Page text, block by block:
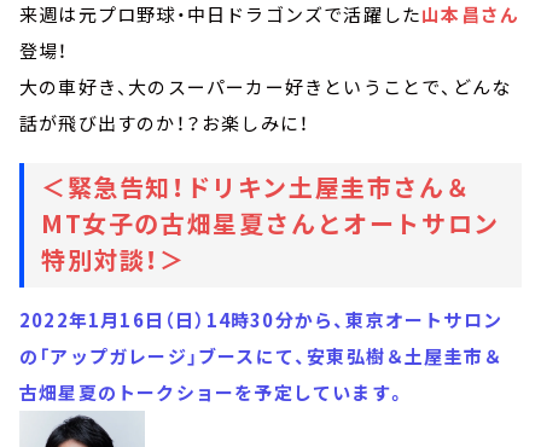
来週は元プロ野球・中日ドラゴンズで活躍した山本昌さん
登場！
大の車好き、大のスーパーカー好きということで、どんな
話が飛び出すのか！？お楽しみに！
＜緊急告知！ドリキン土屋圭市さん＆
MT女子の古畑星夏さんとオートサロン
特別対談！＞
2022年1月16日（日）14時30分から、東京オートサロン
の「アップガレージ」ブースにて、安東弘樹＆土屋圭市＆
古畑星夏のトークショーを予定しています。